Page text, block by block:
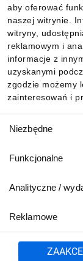
aby oferować
naszej witrynie.
witryny,
reklamowym i
informacje z
uzyskanymi
zgodzie możemy
zainteresowań i
zgody
Niezbędne
Funkcjonalne
Analityczne /
Reklamowe
Informacje